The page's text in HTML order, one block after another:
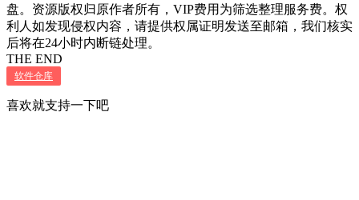
盘。资源版权归原作者所有，VIP费用为筛选整理服务费。权
利人如发现侵权内容，请提供权属证明发送至邮箱，我们核实
后将在24小时内断链处理。
THE END
软件仓库
喜欢就支持一下吧